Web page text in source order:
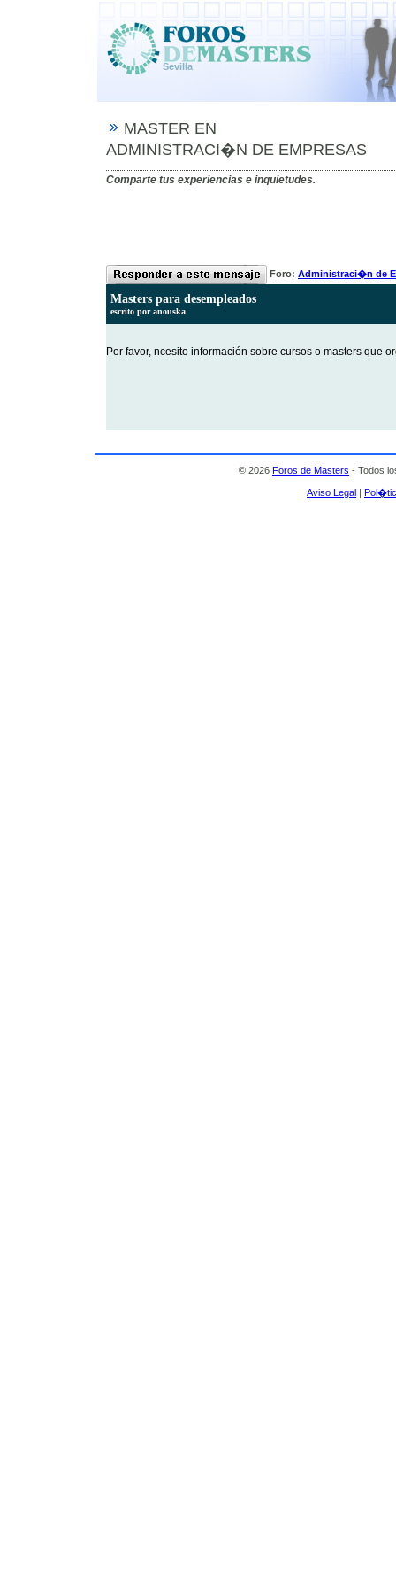
Sevilla
MASTER EN
ADMINISTRACI�N DE EMPRESAS
Comparte tus experiencias e inquietudes.
Foro: Administraci�n de
Masters para desempleados
escrito por anouska
Por favor, ncesito información sobre cursos o masters que
© 2026 Foros de Masters - Todos
Aviso Legal |